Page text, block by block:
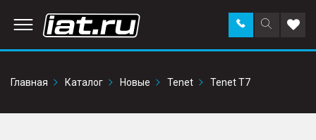
Поиск
по
Заказать
звонок в
Главная
Каталог Новые Tenet Tenet T7